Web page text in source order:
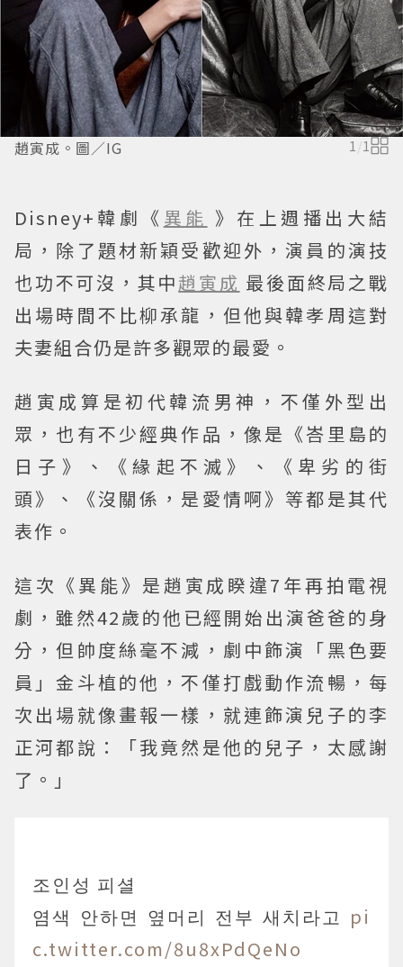
趙寅成。圖／IG 1/1
Disney+韓劇《 異能 》在上週播出大結
局，除了題材新穎受歡迎外，演員的演技
也功不可沒，其中趙寅成 最後面終局之戰
出場時間不比柳承龍，但他與韓孝周這對
夫妻組合仍是許多觀眾的最愛。
趙寅成算是初代韓流男神，不僅外型出
眾，也有不少經典作品，像是《峇里島的
日子》、《緣起不滅》、《卑劣的街
頭》、《沒關係，是愛情啊》等都是其代
表作。
這次《異能》是趙寅成睽違7年再拍電視
劇，雖然42歲的他已經開始出演爸爸的身
分，但帥度絲毫不減，劇中飾演「黑色要
員」金斗植的他，不僅打戲動作流暢，每
次出場就像畫報一樣，就連飾演兒子的李
正河都說：「我竟然是他的兒子，太感謝
了。」
조인성 피셜
염색 안하면 옆머리 전부 새치라고 pi
c.twitter.com/8u8xPdQeNo